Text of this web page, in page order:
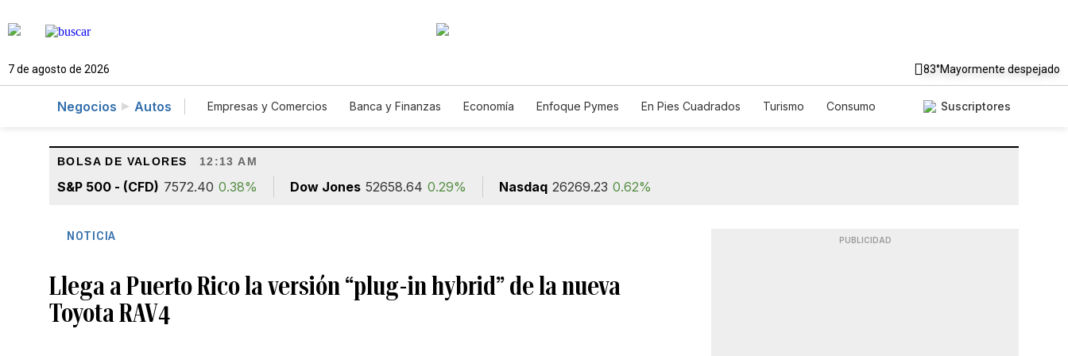
7 de agosto de 2026 83°Mayormente despejado
Negocios Autos Empresas y Comercios Banca y Finanzas Economía Enfoque Pymes En Pies Cuadrados Turismo
Consumo
Suscriptores
BOLSA DE VALORES 12:13 AM
S&P 500 - (CFD) 7572.40 0.38% Dow Jones 52658.64 0.29% Nasdaq 26269.23 0.62%
NOTICIA
Llega a Puerto Rico la versión “plug-in hybrid” de la nueva
Toyota RAV4
PUBLICIDAD